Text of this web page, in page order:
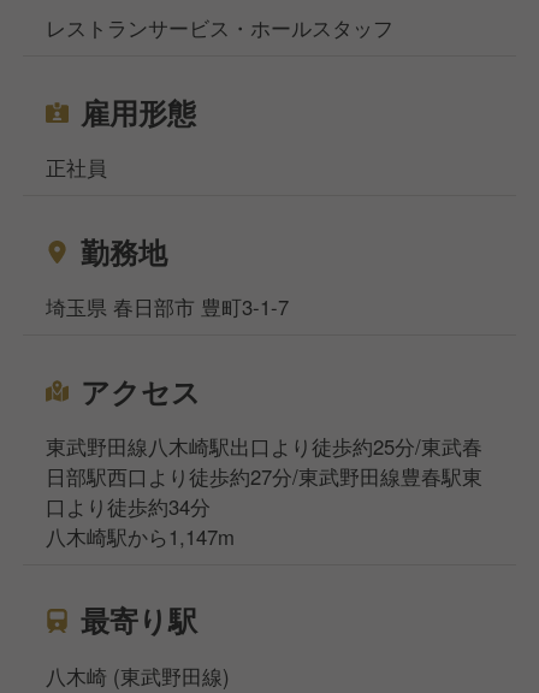
レストランサービス・ホールスタッフ
雇用形態
正社員
勤務地
埼玉県 春日部市 豊町3-1-7
アクセス
東武野田線八木崎駅出口より徒歩約25分/東武春
日部駅西口より徒歩約27分/東武野田線豊春駅東
口より徒歩約34分
八木崎駅から1,147m
最寄り駅
八木崎 (東武野田線)